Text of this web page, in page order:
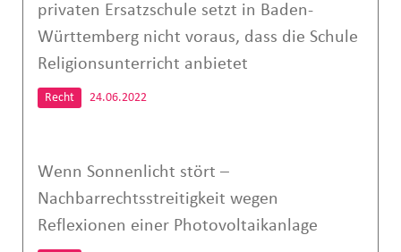
privaten Ersatzschule setzt in Baden-
Württemberg nicht voraus, dass die Schule
Religionsunterricht anbietet
Recht 24.06.2022
Wenn Sonnenlicht stört –
Nachbarrechtsstreitigkeit wegen
Reflexionen einer Photovoltaikanlage